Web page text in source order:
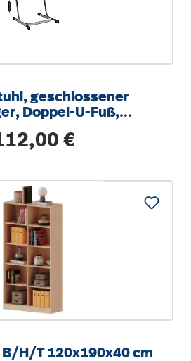
geschlossener
Doppel-U-Fuß,
Preis:
€
Regal, 5 OH - B/H/T 120x190x40 cm